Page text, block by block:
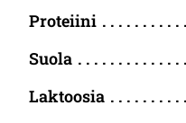
Proteiini
Suola
Laktoosia